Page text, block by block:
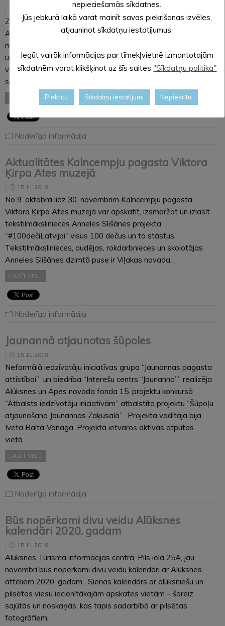
Ziemassvētku gaidīšanas laikā, 29. novembrī, plkst. 17:00
Alūksnes muzejs piedāvā Adventes vainagu darināšanas
meistarklasi, kas ir tradīcija jau gandrīz desmit gadu garumā
un pulcē aizvien lielāku dalībnieku skaitu. Šogad meistarklasi
vadīs vides dizainere, floriste, skaistas mājvietas “Kalmes”
saimniece, lejasciemiete Inga…
Noderīga informācija
Aktualitātes Kalncempju pagasta Viktora
Ķirpa Ates muzejā
15.11.2019
No 9. oktobra līdz 30. novembrim Kalncempju pagasta
Viktora Ķirpa Ates muzejā var apskatīt, izsmaržot un izlasīt
tekstilmākslinieces Anneles Slišānes projekta
“#100dečiLatvijai” visus 100 dečus un to stāstus.
Tekstilmākslinieces, audējas, rokdarbnieces un skolotājas
Anneles Slišānes dzimtā puse ir Viļakas novada…
LASĪT VISU
Noderīga informācija
Jaunannā atjaunotas šūpoles
15.11.2019
Neformālā iedzīvotāju iniciatīvas grupa “Jaunannas pagasta
attīstībai” un biedrība “Interešu centrs “Jaunanna”” realizēja
Alūksnes un Apes novada fonda 15. projektu konkursā
“Atbalsts iedzīvotāju iniciatīvām” atbalstīto projektu “Šūpoļu
atjaunošana Jaunannas Zaķusalā”. Projekta vadītāja bija
Iveta Baltā-Vanaga. Projekta ietvaros aktīvās atpūtas
vietā…
LASĪT VISU
Noderīga informācija
Būs nopērkami divu veidu Alūksnes
kalendāri 2020. gadam
15.11.2019
Alūksnes Tūrisma informācijas centrā, Pils ielā 25A, jau
novembrī būs nopērkami divu veidu kalendāri ar Alūksnes
attēliem 2020. gadam. Sienas kalendārs ar alūksniešu un
pilsētas viesu iecienītākajām apskates vietām – šoreiz
sajūtās un noskaņās, kas tapis sadarbībā ar pilsētas
fotogrāfiem…
nepieciešamās sīkdatnes.
Jūs jebkurā laikā varat mainīt savas piekrišanas izvēles,
atjauninot sīkdatņu iestatījumus.
Iegūt vairāk informācijas par tīmekļvietnē izmantotajām
sīkdatnēm varat klikšķinot uz šīs saites "Sīkdatņu politika"
Piekrītu Sīkdatņu iestatījumi Nepiekrītu